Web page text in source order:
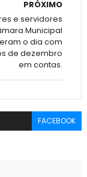
PRÓXIMO
e servidores
Municipal
o dia com
de dezembro
em contas.
FACEBOOK